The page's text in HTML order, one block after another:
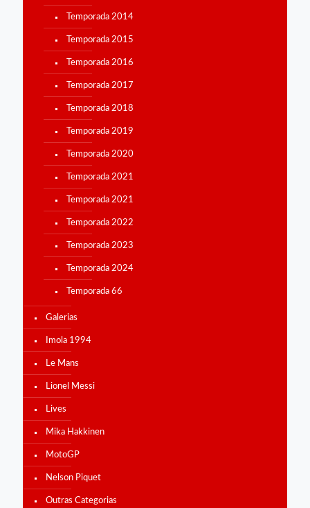
Temporada 2014
Temporada 2015
Temporada 2016
Temporada 2017
Temporada 2018
Temporada 2019
Temporada 2020
Temporada 2021
Temporada 2021
Temporada 2022
Temporada 2023
Temporada 2024
Temporada 66
Galerias
Imola 1994
Le Mans
Lionel Messi
Lives
Mika Hakkinen
MotoGP
Nelson Piquet
Outras Categorias